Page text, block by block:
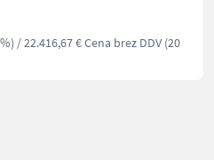
/ 22.416,67 € Cena brez DDV (20